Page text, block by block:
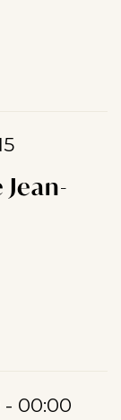
Jean-
00:00